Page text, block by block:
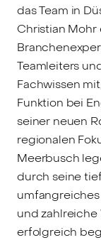
das Team in
Christian Mohr
Teamleiters
Fachwissen
Funktion bei
seiner neuen
regionalen
Meerbusch
durch seine
und
erfolgreich